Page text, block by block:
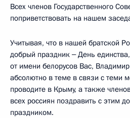
Всех членов Государственного
поприветствовать на нашем
Учитывая, что в нашей братской
добрый праздник ‒ День
от имени белорусов Вас,
абсолютно в теме в связи с теми
проводите в Крыму, а также
всех россиян поздравить с этим
праздником.